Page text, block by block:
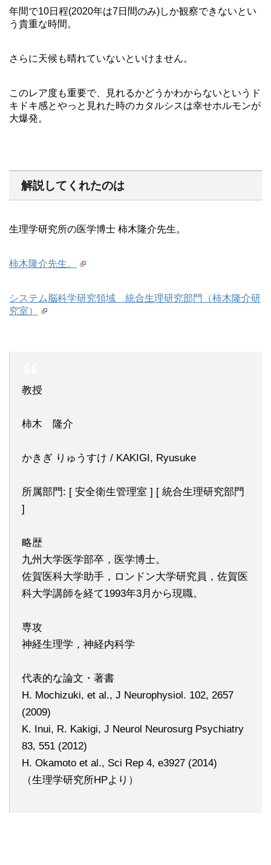
年間で10日程(2020年は7日間のみ)しか観察できないとい
う貴重な時間。
さらに天候も晴れていないといけません。
このレア度も重要で、見れるかどうかわからないというド
キドキ感とやっと見れた時のカタルシスは幸せホルモンが
大爆発。
解説してくれたのは
生理学研究所の医学博士 柿木隆介先生。
柿木隆介先生。
システム脳科学研究領域 統合生理研究部門（柿木隆介研
究室）
教授
柿木 隆介
かきぎ りゅうすけ / KAKIGI, Ryusuke
所属部門: [ 安全衛生管理室 ] [ 統合生理研究部門
]
略歴
九州大学医学部卒，医学博士。
佐賀医科大学助手，ロンドン大学研究員，佐賀医
科大学講師を経て1993年3月から現職。
専攻
神経生理学，神経内科学
代表的な論文・著書
H. Mochizuki, et al., J Neurophysiol. 102, 2657
(2009)
K. Inui, R. Kakigi, J Neurol Neurosurg Psychiatry
83, 551 (2012)
H. Okamoto et al., Sci Rep 4, e3927 (2014)
（生理学研究所HPより）